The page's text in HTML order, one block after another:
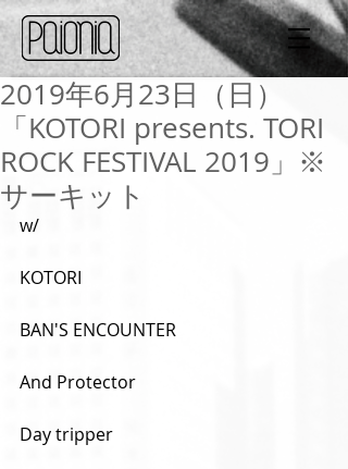
2019年6月23日（日）
「KOTORI presents. TORI
ROCK FESTIVAL 2019」※
サーキット
w/
KOTORI
BAN'S ENCOUNTER
And Protector
Day tripper